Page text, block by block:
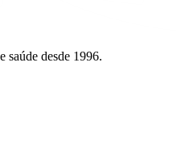
saúde desde 1996.